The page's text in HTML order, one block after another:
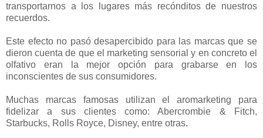
transportarnos a los lugares más recónditos de nuestros
recuerdos.
Este efecto no pasó desapercibido para las marcas que se
dieron cuenta de que el marketing sensorial y en concreto el
olfativo eran la mejor opción para grabarse en los
inconscientes de sus consumidores.
Muchas marcas famosas utilizan el aromarketing para
fidelizar a sus clientes como: Abercrombie & Fitch,
Starbucks, Rolls Royce, Disney, entre otras.